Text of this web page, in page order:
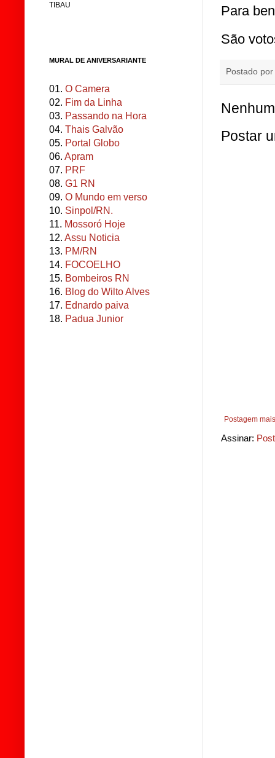
Para
São
Postado por
Postar
Postagem
Assinar:
TIBAU
MURAL DE ANIVERSARIANTE
01. O Camera
02. Fim da Linha
03. Passando na Hora
04. Thais Galvão
05. Portal Globo
06. Apram
07. PRF
08. G1 RN
09. O Mundo em verso
10. Sinpol/RN.
11. Mossoró Hoje
12. Assu Noticia
13. PM/RN
14. FOCOELHO
15. Bombeiros RN
16. Blog do Wilto Alves
17. Ednardo paiva
18. Padua Junior